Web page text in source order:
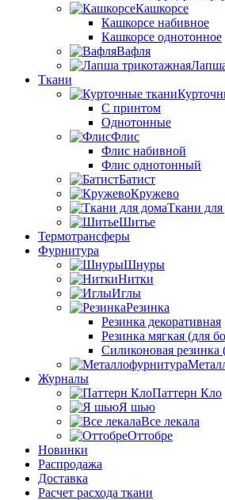
Кашкорсе
Кашкорсе набивное
Кашкорсе однотонное
Вафля
Ткани
С принтом
Однотонные
Флис
Флис набивной
Флис однотонный
Батист
Кружево
Ткани для
Шитье
Термотрансферы
Фурнитура
Шнуры
Нитки
Иглы
Резинка
Резинка декоративная
Резинка мягкая (для
Силиконовая резинка
Журналы
Паттерн Кло
Я шью
Все лекала
Оттобре
Новинки
Распродажа
Доставка
Расчет расхода ткани